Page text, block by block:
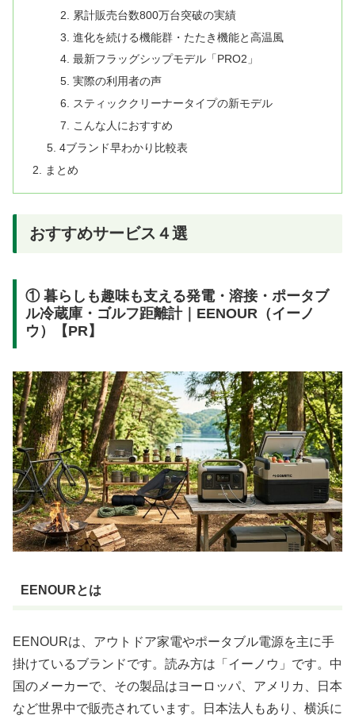
累計販売台数800万台突破の実績
進化を続ける機能群・たたき機能と高温風
最新フラッグシップモデル「PRO2」
実際の利用者の声
スティッククリーナータイプの新モデル
こんな人におすすめ
4ブランド早わかり比較表
まとめ
おすすめサービス４選
① 暮らしも趣味も支える発電・溶接・ポータブ
ル冷蔵庫・ゴルフ距離計｜EENOUR（イーノ
ウ）【PR】
EENOURとは
EENOURは、アウトドア家電やポータブル電源を主に手
掛けているブランドです。読み方は「イーノウ」です。中
国のメーカーで、その製品はヨーロッパ、アメリカ、日本
など世界中で販売されています。日本法人もあり、横浜に